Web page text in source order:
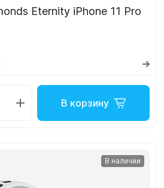
Eternity iPhone 11 Pro
В корзину
В наличии